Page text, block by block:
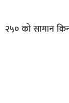
२५० को सामान